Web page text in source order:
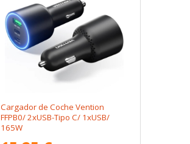
Cargador de Coche Vention
FFPB0/ 2xUSB-Tipo C/ 1xUSB/
165W